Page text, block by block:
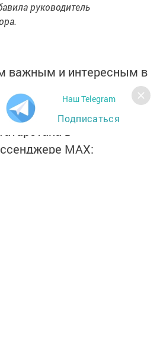
руководитель
важным и интересным в
в
MАХ:
Наш Telegram
Подписаться